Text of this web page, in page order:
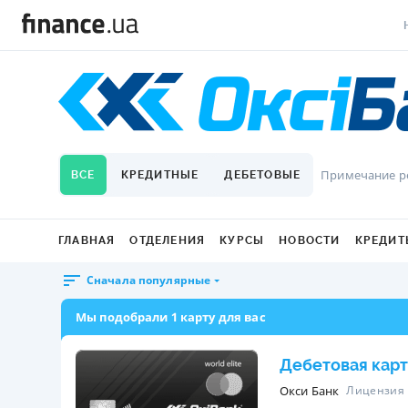
ВСЕ КРЕДИТНЫЕ ДЕБЕТОВЫЕ Примечание
ГЛАВНАЯ ОТДЕЛЕНИЯ КУРСЫ НОВОСТИ
Сначала популярные
Мы подобрали 1 карту для вас
Дебетовая
Окси Банк